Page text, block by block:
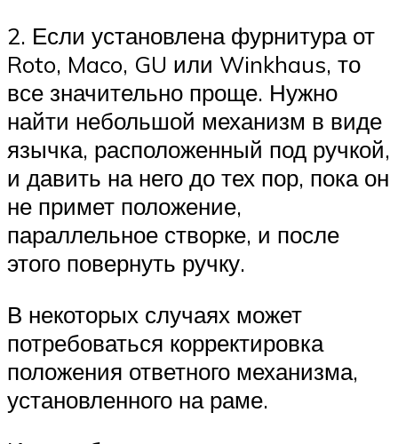
2. Если установлена фурнитура от
Roto, Maco, GU или Winkhaus, то
все значительно проще. Нужно
найти небольшой механизм в виде
язычка, расположенный под ручкой,
и давить на него до тех пор, пока он
не примет положение,
параллельное створке, и после
этого повернуть ручку.
В некоторых случаях может
потребоваться корректировка
положения ответного механизма,
установленного на раме.